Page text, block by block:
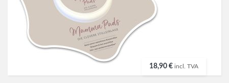
18,90 € incl. TVA